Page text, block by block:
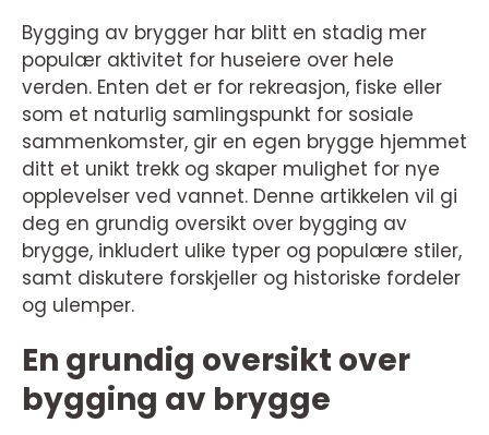
Bygging av brygger har blitt en stadig mer
populær aktivitet for huseiere over hele
verden. Enten det er for rekreasjon, fiske eller
som et naturlig samlingspunkt for sosiale
sammenkomster, gir en egen brygge hjemmet
ditt et unikt trekk og skaper mulighet for nye
opplevelser ved vannet. Denne artikkelen vil gi
deg en grundig oversikt over bygging av
brygge, inkludert ulike typer og populære stiler,
samt diskutere forskjeller og historiske fordeler
og ulemper.
En grundig oversikt over
bygging av brygge